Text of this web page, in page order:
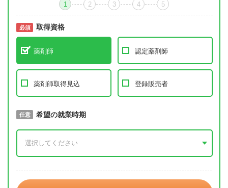
1 2 3 4 5
必須 取得資格
薬剤師 認定薬剤師
薬剤師取得見込 登録販売者
必須 取得予定年
任意 希望の就業時期